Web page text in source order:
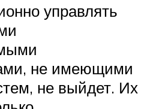
управлять
не имеющими
не выйдет. Их